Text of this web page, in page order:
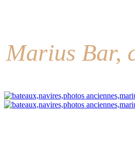
Marius Bar,